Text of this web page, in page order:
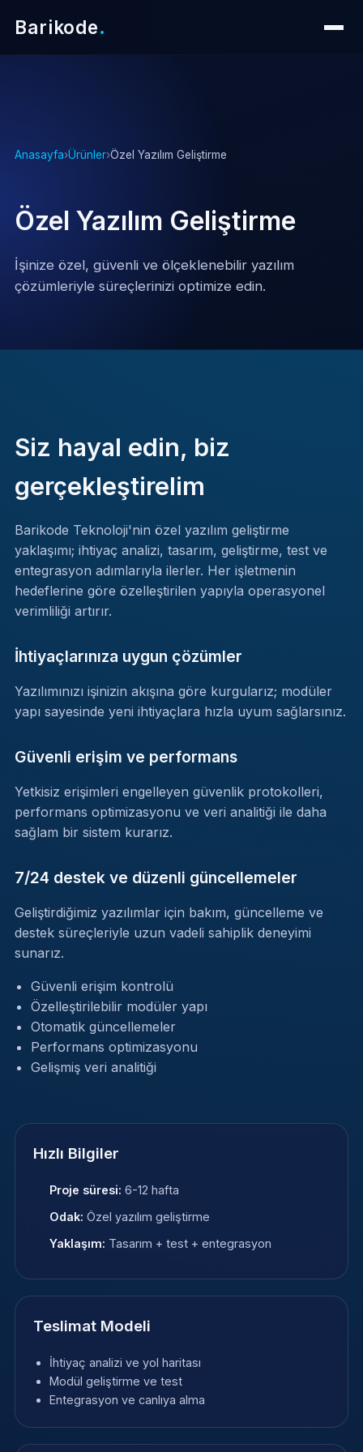
Barikode.
Anasayfa›Ürünler›Özel Yazılım Geliştirme
Özel Yazılım Geliştirme
İşinize özel, güvenli ve ölçeklenebilir yazılım
çözümleriyle süreçlerinizi optimize edin.
Siz hayal edin, biz
gerçekleştirelim
Barikode Teknoloji'nin özel yazılım geliştirme
yaklaşımı; ihtiyaç analizi, tasarım, geliştirme, test ve
entegrasyon adımlarıyla ilerler. Her işletmenin
hedeflerine göre özelleştirilen yapıyla operasyonel
verimliliği artırır.
İhtiyaçlarınıza uygun çözümler
Yazılımınızı işinizin akışına göre kurgularız; modüler
yapı sayesinde yeni ihtiyaçlara hızla uyum sağlarsınız.
Güvenli erişim ve performans
Yetkisiz erişimleri engelleyen güvenlik protokolleri,
performans optimizasyonu ve veri analitiği ile daha
sağlam bir sistem kurarız.
7/24 destek ve düzenli güncellemeler
Geliştirdiğimiz yazılımlar için bakım, güncelleme ve
destek süreçleriyle uzun vadeli sahiplik deneyimi
sunarız.
Güvenli erişim kontrolü
Özelleştirilebilir modüler yapı
Otomatik güncellemeler
Performans optimizasyonu
Gelişmiş veri analitiği
Hızlı Bilgiler
Proje süresi: 6-12 hafta
Odak: Özel yazılım geliştirme
Yaklaşım: Tasarım + test + entegrasyon
Teslimat Modeli
İhtiyaç analizi ve yol haritası
Modül geliştirme ve test
Entegrasyon ve canlıya alma